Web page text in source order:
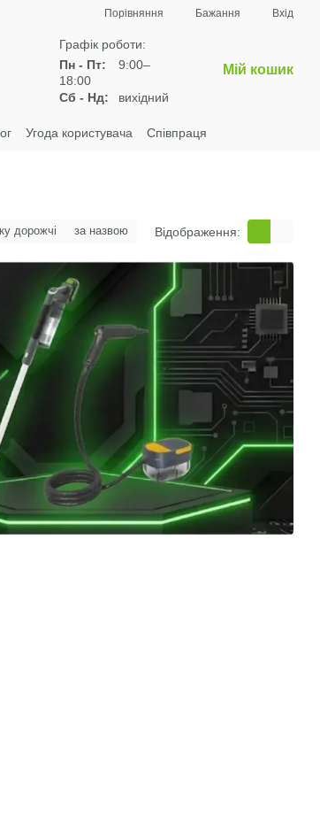
Порівняння Бажання Вхід
Графік роботи:
Пн - Пт:
9:00–
18:00
Сб - Нд:
вихідний
Мій кошик
Угода користувача Співпраця
дорожчі за назвою Відображення: